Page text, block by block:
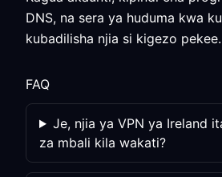
DNS, na sera ya huduma kwa
kubadilisha njia si kigezo pekee.
FAQ
Je, njia ya VPN ya Ireland
za mbali kila wakati?